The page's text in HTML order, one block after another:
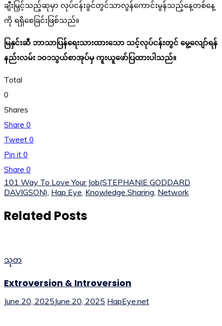
ချီးမြှင့်သည့်ဆုမှာ လုပ်ငန်းခွင်တွင်သာလွန်ကောင်းမွန်သည့်နေ့တစ်နေ့
ကို ရရှိစေခြင်းဖြစ်သည်။
မြနှင်းဆီ ဘာသာပြန်ရေးသားထားသော သင့်လုပ်ငန်းတွင် မွေ့လျော်ရန်
နည်းလမ်း ၁၀၁သွယ်စာအုပ်မှ ကူးယူဖော်ပြထားပါသည်။
Total
0
Shares
Share 0
Tweet 0
Pin it 0
Share 0
101 Way To Love Your Job(STEPHANIE GODDARD
DAVIGSON), Hap Eye, Knowledge Sharing, Network
Related Posts
သုတ
Extroversion & Introversion
June 20, 2025June 20, 2025 HapEye.net